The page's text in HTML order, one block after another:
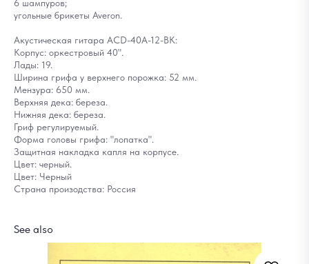
6 шампуров;
угольные брикеты Averon.
Акустическая гитара ACD-40A-12-BK:
Корпус: оркестровый 40".
Лады: 19.
Ширина грифа у верхнего порожка: 52 мм.
Мензура: 650 мм.
Верхняя дека: береза.
Нижняя дека: береза.
Гриф регулируемый.
Форма головы грифа: "лопатка".
Защитная накладка капля на корпусе.
Цвет: черный.
Цвет: Черный
Страна произодства: Россия
See also